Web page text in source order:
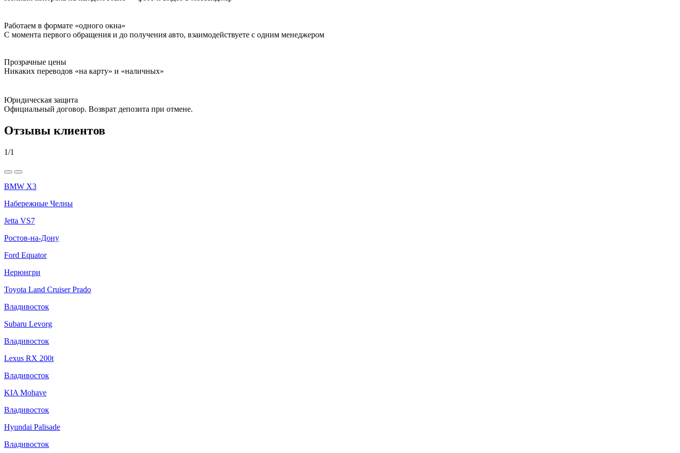
Работаем в формате «одного окна»
С момента первого обращения и до получения авто, взаимодействуете с одним менеджером
Прозрачные цены
Никаких переводов «на карту» и «наличных»
Юридическая защита
Официальный договор. Возврат депозита при отмене.
Отзывы клиентов
1/1
BMW X3
Набережные Челны
Jetta VS7
Ростов-на-Дону
Ford Equator
Нерюнгри
Toyota Land Cruiser Prado
Владивосток
Subaru Levorg
Владивосток
Lexus RX 200t
Владивосток
KIA Mohave
Владивосток
Hyundai Palisade
Владивосток